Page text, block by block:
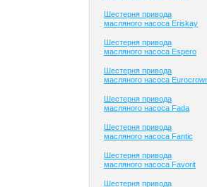
Шестерня привода
масляного насоса Eriskay
Шестерня привода
масляного насоса Espero
Шестерня привода
масляного насоса
Шестерня привода
масляного насоса Fada
Шестерня привода
масляного насоса Fantic
Шестерня привода
масляного насоса Favorit
Шестерня привода